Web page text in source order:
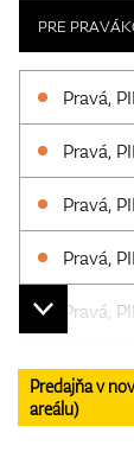
PRE
Pravá,
Pravá,
Pravá,
Pravá,
Pravá,
Predajňa v
areálu)